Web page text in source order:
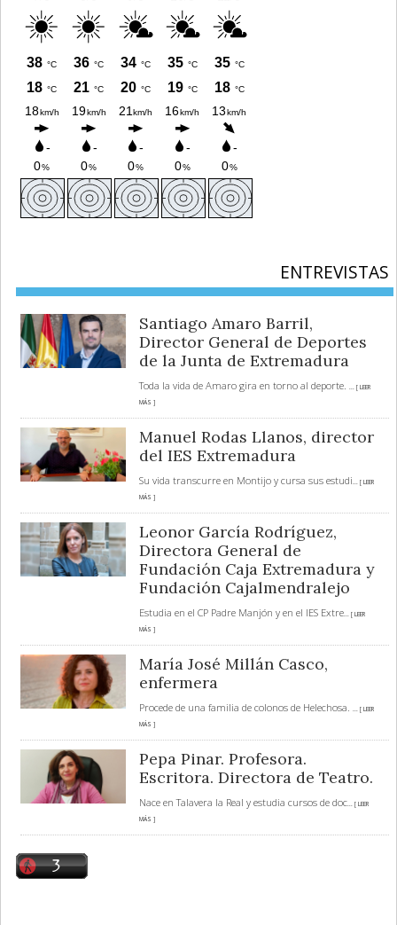
ENTREVISTAS
Santiago Amaro Barril,
Director General de Deportes
de la Junta de Extremadura
Toda la vida de Amaro gira en torno al deporte.
... [ LEER
MÁS ]
Manuel Rodas Llanos, director
del IES Extremadura
Su vida transcurre en Montijo y cursa sus estudi... [ LEER
MÁS ]
Leonor García Rodríguez,
Directora General de
Fundación Caja Extremadura y
Fundación Cajalmendralejo
Estudia en el CP Padre Manjón y en el IES Extre... [ LEER
MÁS ]
María José Millán Casco,
enfermera
Procede de una familia de colonos de Helechosa.
... [ LEER
MÁS ]
Pepa Pinar. Profesora.
Escritora. Directora de Teatro.
Nace en Talavera la Real y estudia cursos de doc... [ LEER
MÁS ]